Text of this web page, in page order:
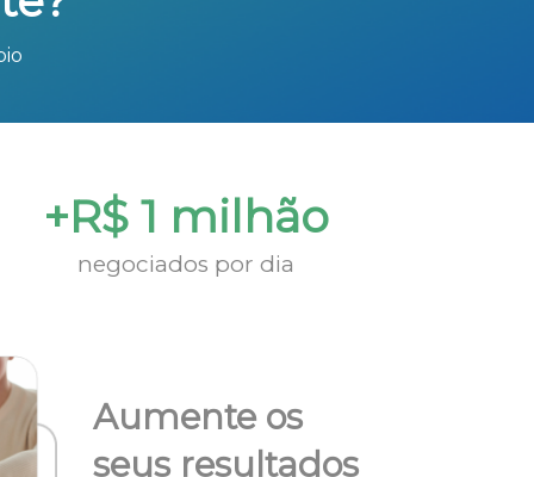
+R$ 1 milhão
negociados por dia
Aumente os
seus resultados